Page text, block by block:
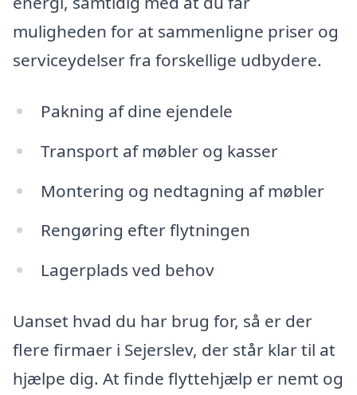
muligheden for at sammenligne priser og
serviceydelser fra forskellige udbydere.
Pakning af dine ejendele
Transport af møbler og kasser
Montering og nedtagning af møbler
Rengøring efter flytningen
Lagerplads ved behov
Uanset hvad du har brug for, så er der
flere firmaer i Sejerslev, der står klar til at
hjælpe dig. At finde flyttehjælp er nemt og